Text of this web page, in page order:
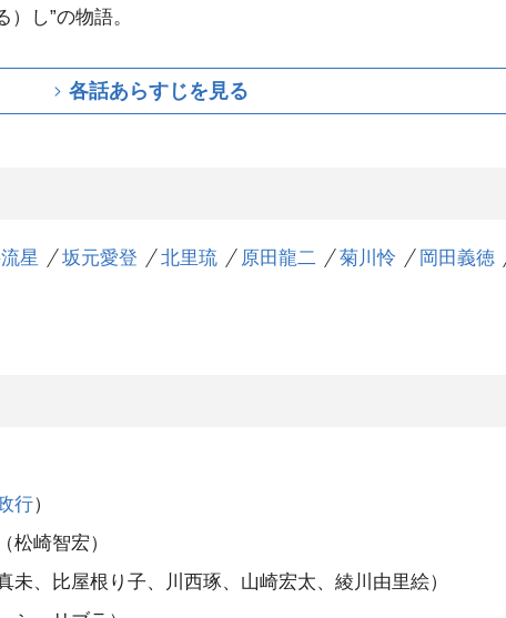
）し”の物語。
各話あらすじを見る
星 坂元愛登 北里琉 原田龍二 菊川怜
岡田義徳
行）
松崎智宏）
未、比屋根り子、川西琢、山崎宏太、綾川由里絵）